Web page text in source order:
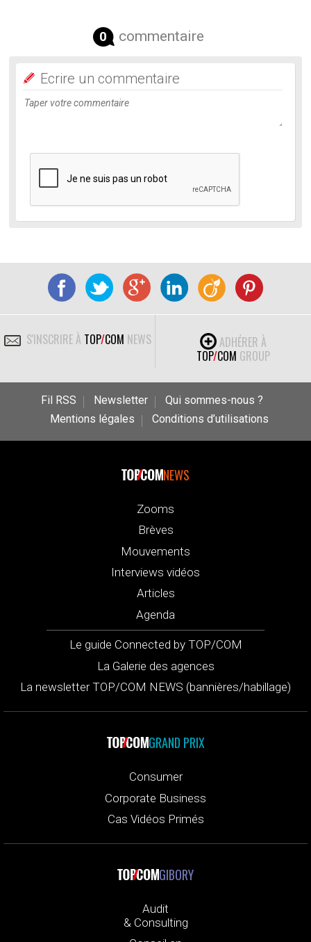
0 commentaire
Ecrire un commentaire
S'INSCRIRE À TOP/COM NEWS
ADHÉRER À
TOP/COM GROUP
Fil RSS Newsletter
Qui sommes-nous ?
Mentions légales
Conditions d’utilisations
NEWS
Zooms
Brèves
Mouvements
Interviews vidéos
Articles
Agenda
Le guide Connected by TOP/COM
La Galerie des agences
La newsletter TOP/COM NEWS (bannières/habillage)
GRAND PRIX
Consumer
Corporate Business
Cas Vidéos Primés
GIBORY
Audit
& Consulting